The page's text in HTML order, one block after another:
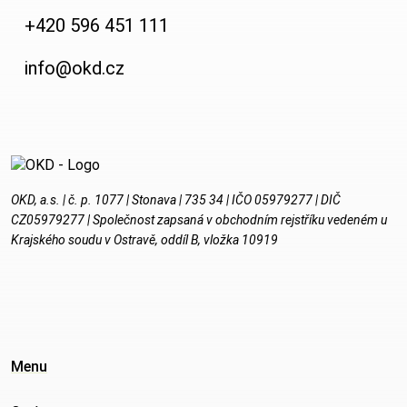
+420 596 451 111
info@okd.cz
OKD, a.s. | č. p. 1077 | Stonava | 735 34 | IČO 05979277 | DIČ
CZ05979277 | Společnost zapsaná v obchodním rejstříku vedeném u
Krajského soudu v Ostravě, oddíl B, vložka 10919
Menu